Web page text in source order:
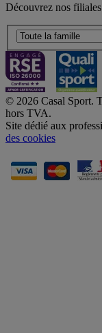
Découvrez nos
© 2026 Casal Sport.
hors TVA.
Site dédié aux
des cookies